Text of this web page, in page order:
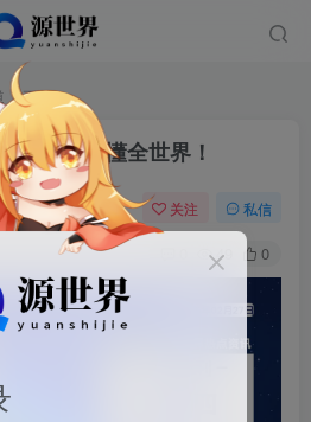
正文
天60秒读懂全世界！
关注 私信
49 0